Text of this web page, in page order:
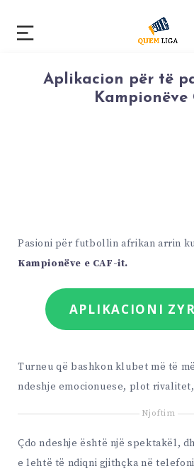
Aplikacion për të
Kampionëve
Pasioni për futbollin afrikan arrin
Kampionëve e CAF-it.
APLIKACIONI
Turneu që bashkon klubet më të
ndeshje emocionuese, plot
Njoftim
Çdo ndeshje është një spektakël,
e lehtë të ndiqni gjithçka në